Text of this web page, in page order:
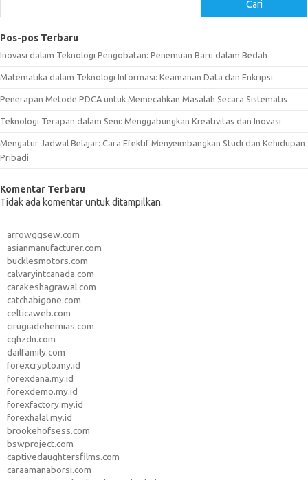
Cari
Pos-pos Terbaru
Inovasi dalam Teknologi Pengobatan: Penemuan Baru dalam Bedah
Matematika dalam Teknologi Informasi: Keamanan Data dan Enkripsi
Penerapan Metode PDCA untuk Memecahkan Masalah Secara Sistematis
Teknologi Terapan dalam Seni: Menggabungkan Kreativitas dan Inovasi
Mengatur Jadwal Belajar: Cara Efektif Menyeimbangkan Studi dan Kehidupan
Pribadi
Komentar Terbaru
Tidak ada komentar untuk ditampilkan.
arrowggsew.com
asianmanufacturer.com
bucklesmotors.com
calvaryintcanada.com
carakeshagrawal.com
catchabigone.com
celticaweb.com
cirugiadehernias.com
cqhzdn.com
dailfamily.com
forexcrypto.my.id
forexdana.my.id
forexdemo.my.id
forexfactory.my.id
forexhalal.my.id
brookehofsess.com
bswproject.com
captivedaughtersfilms.com
caraamanaborsi.com